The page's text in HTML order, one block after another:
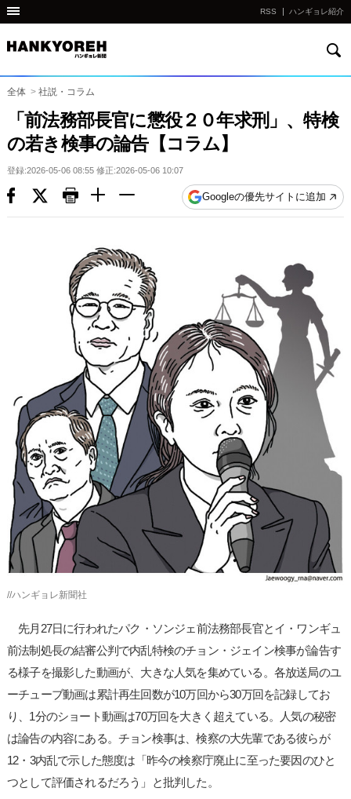
他
国
の
イ
ト
の
リ
트
링
크
RSS ハンギョレ紹介
全体 > 社説・コラム
「前法務部長官に懲役２０年求刑」、特検
の若き検事の論告【コラム】
登録:2026-05-06 08:55 修正:2026-05-06 10:07
Googleの優先サイトに追加
//ハンギョレ新聞社
先月27日に行われたパク・ソンジェ前法務部長官とイ・ワンギュ
前法制処長の結審公判で内乱特検のチョン・ジェイン検事が論告す
る様子を撮影した動画が、大きな人気を集めている。各放送局のユ
ーチューブ動画は累計再生回数が10万回から30万回を記録してお
り、1分のショート動画は70万回を大きく超えている。人気の秘密
は論告の内容にある。チョン検事は、検察の大先輩である彼らが
12・3内乱で示した態度は「昨今の検察庁廃止に至った要因のひと
つとして評価されるだろう」と批判した。